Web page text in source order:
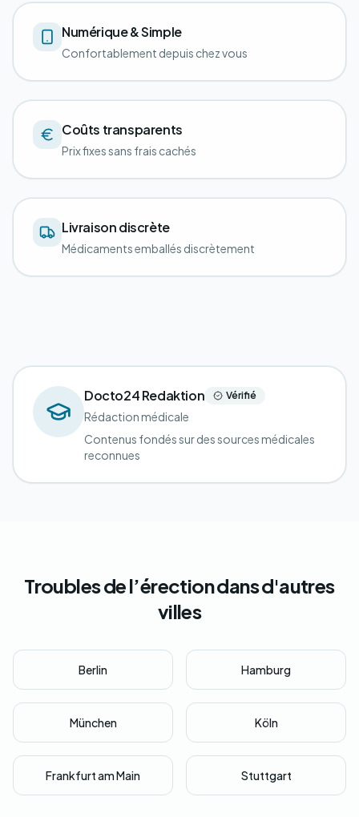
Numérique & Simple
Confortablement depuis chez vous
Coûts transparents
Prix fixes sans frais cachés
Livraison discrète
Médicaments emballés discrètement
Docto24 Redaktion Vérifié
Rédaction médicale
Contenus fondés sur des sources médicales
reconnues
Troubles de l’érection dans d'autres
villes
Berlin Hamburg
München Köln
Frankfurt am Main Stuttgart